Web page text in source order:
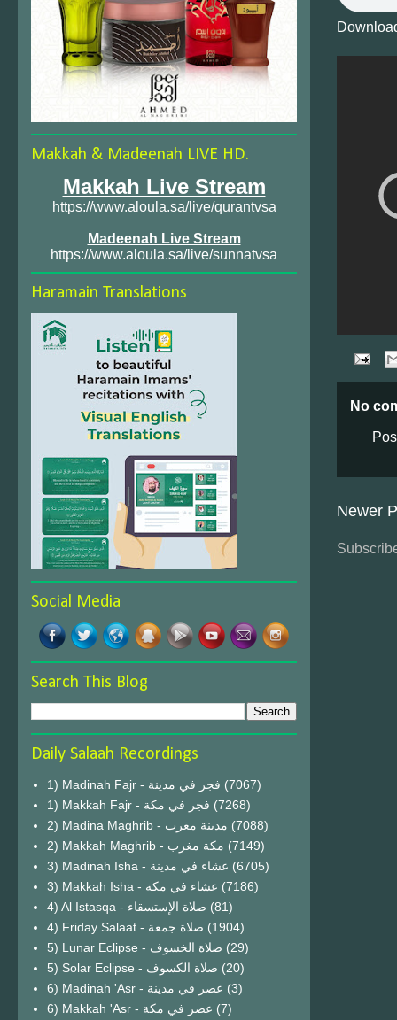
No
Newer
Makkah & Madeenah LIVE HD.
Makkah Live Stream
https://www.aloula.sa/live/qurantvsa
Madeenah Live Stream
https://www.aloula.sa/live/sunnatvsa
Haramain Translations
Social Media
Search This Blog
Daily Salaah Recordings
1) Madinah Fajr - فجر في مدينة (7067)
1) Makkah Fajr - فجر في مكة (7268)
2) Madina Maghrib - مدينة مغرب (7088)
2) Makkah Maghrib - مكة مغرب (7149)
3) Madinah Isha - عشاء في مدينة (6705)
3) Makkah Isha - عشاء في مكة (7186)
4) Al Istasqa - صلاة الإستسقاء (81)
4) Friday Salaat - صلاة جمعة (1904)
5) Lunar Eclipse - صلاة الخسوف (29)
(20)
6) Madinah 'Asr - عصر في مدينة (3)
6) Makkah 'Asr - عصر في مكة (7)